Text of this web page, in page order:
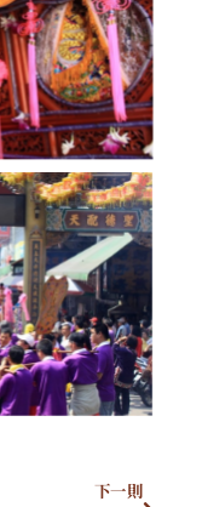
下一則